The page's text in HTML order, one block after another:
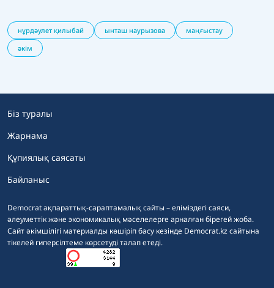
нұрдәулет қилыбай ынташ наурызова
маңғыстау
әкім
Democrat ақпараттық-сараптамалық сайты – еліміздегі саяси,
әлеуметтік және экономикалық мәселелерге арналған бірегей жоба.
Сайт әкімшілігі материалды көшіріп басу кезінде Democrat.kz сайтына
тікелей гиперсілтеме көрсетуді талап етеді.
Біз туралы
Жарнама
Құпиялық саясаты
Байланыс